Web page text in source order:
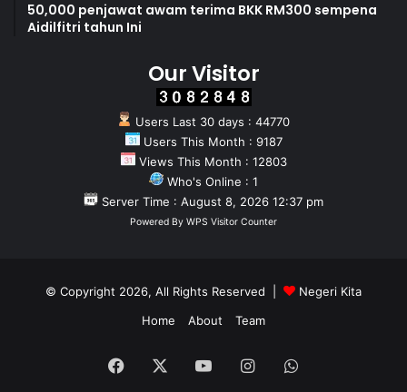
50,000 penjawat awam terima BKK RM300 sempena
Aidilfitri tahun Ini
Our Visitor
Users Last 30 days : 44770
Users This Month : 9187
Views This Month : 12803
Who's Online : 1
Server Time : August 8, 2026 12:37 pm
Powered By WPS Visitor Counter
© Copyright 2026, All Rights Reserved |
Negeri Kita
Home
About Team
Facebook YouTubeInstagramWhatsApp